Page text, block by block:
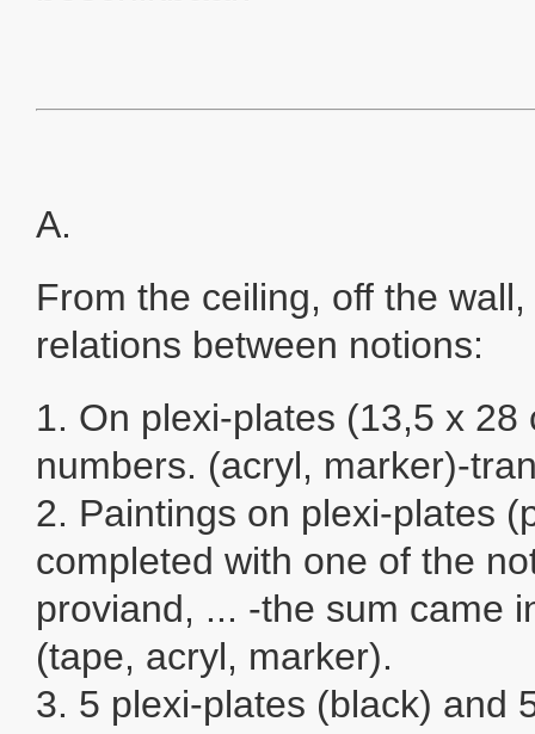
A.
From the ceiling, off the
relations between notions:
1. On plexi-plates (13,5 x 28
numbers. (acryl, marker)-
2. Paintings on plexi-plates
completed with one of the
proviand, ... -the sum came
(tape, acryl, marker).
3. 5 plexi-plates (black) and